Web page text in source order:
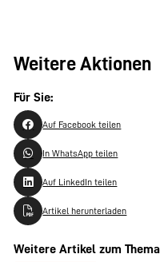
Weitere Aktionen
Für Sie:
Auf Facebook teilen
In WhatsApp teilen
Auf LinkedIn teilen
Artikel herunterladen
Weitere Artikel zum